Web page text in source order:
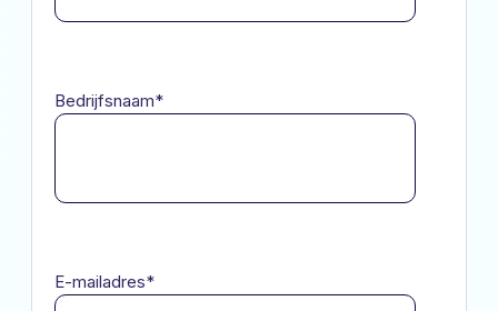
Bedrijfsnaam*
E-mailadres*